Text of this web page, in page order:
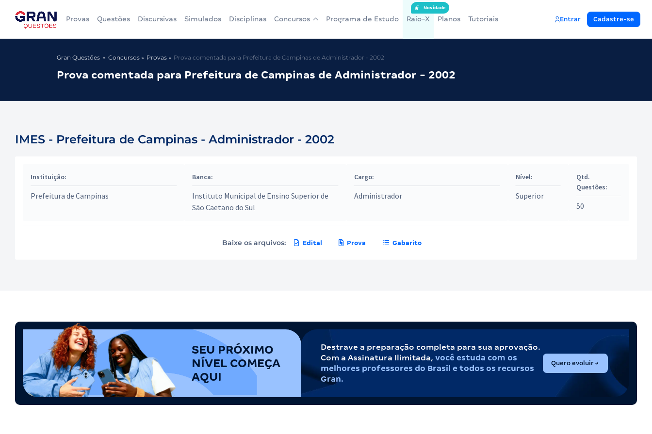
Provas Questões Discursivas Simulados Disciplinas Concursos Programa de Estudo Raio-X
Novidade
Planos Tutoriais Entrar Cadastre-se
Gran Questões Concursos Provas Prova comentada para Prefeitura de Campinas de Administrador - 2002
Prova comentada para Prefeitura de Campinas de Administrador - 2002
IMES - Prefeitura de Campinas - Administrador - 2002
Instituição:
Prefeitura de Campinas
Banca:
Instituto Municipal de Ensino Superior de
São Caetano do Sul
Cargo:
Administrador
Nível:
Superior
Qtd.
Questões:
50
Baixe os arquivos: Edital Prova Gabarito
SEU PRÓXIMO
NÍVEL COMEÇA
AQUI
Destrave a preparação completa para sua aprovação.
Com a Assinatura Ilimitada, você estuda com os
melhores professores do Brasil e todos os recursos
Gran.
Quero evoluir(abre em nova aba)